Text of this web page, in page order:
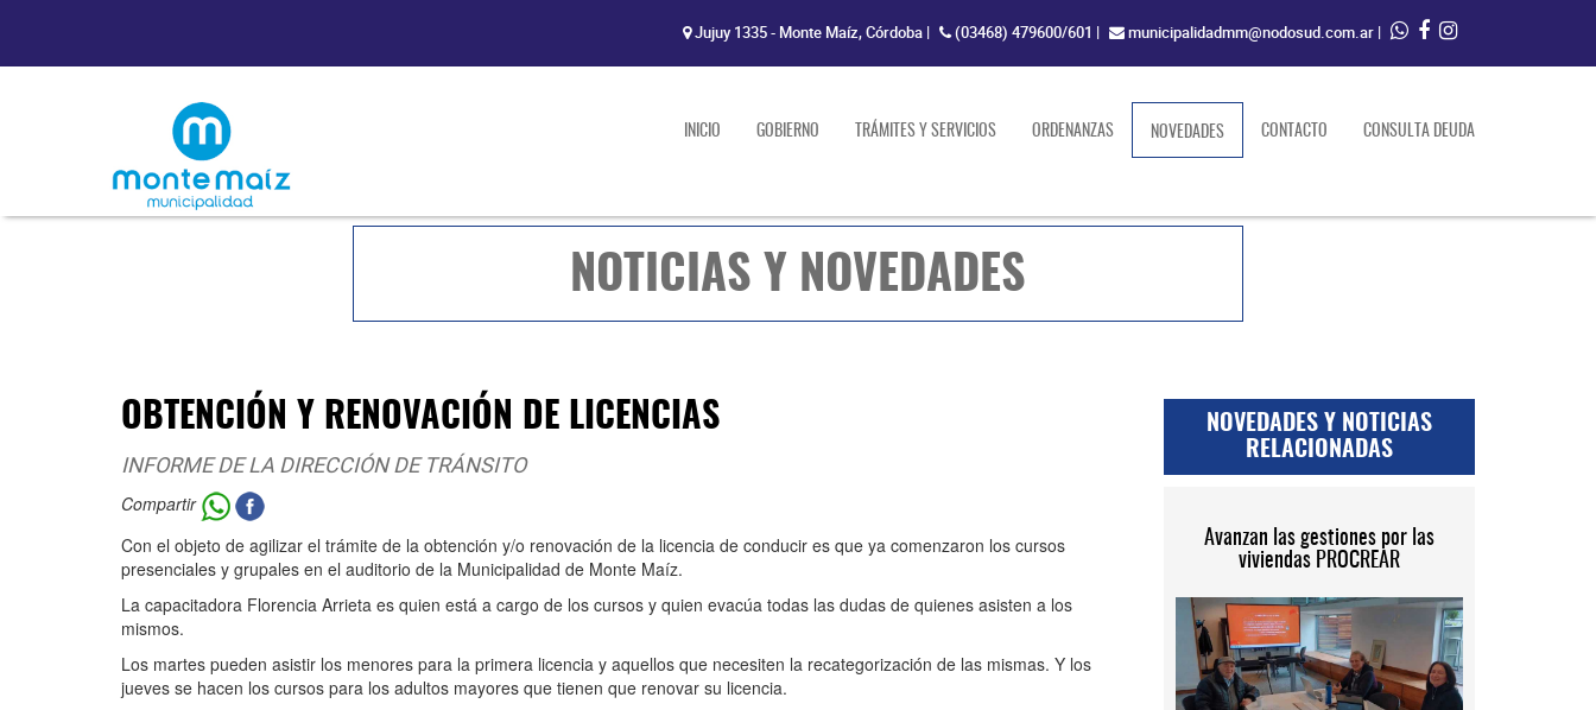
Jujuy 1335 - Monte Maíz, Córdoba | (03468) 479600/601 | municipalidadmm@nodosud.com.ar |
INICIO GOBIERNO TRÁMITES Y SERVICIOS ORDENANZAS NOVEDADES(current)CONTACTO CONSULTA DEUDA
NOTICIAS Y NOVEDADES
OBTENCIÓN Y RENOVACIÓN DE LICENCIAS
INFORME DE LA DIRECCIÓN DE TRÁNSITO
Compartir
Con el objeto de agilizar el trámite de la obtención y/o renovación de la licencia de conducir es que ya comenzaron los cursos
presenciales y grupales en el auditorio de la Municipalidad de Monte Maíz.
La capacitadora Florencia Arrieta es quien está a cargo de los cursos y quien evacúa todas las dudas de quienes asisten a los
mismos.
Los martes pueden asistir los menores para la primera licencia y aquellos que necesiten la recategorización de las mismas. Y los
jueves se hacen los cursos para los adultos mayores que tienen que renovar su licencia.
NOVEDADES Y NOTICIAS
RELACIONADAS
Avanzan las gestiones por las
viviendas PROCREAR